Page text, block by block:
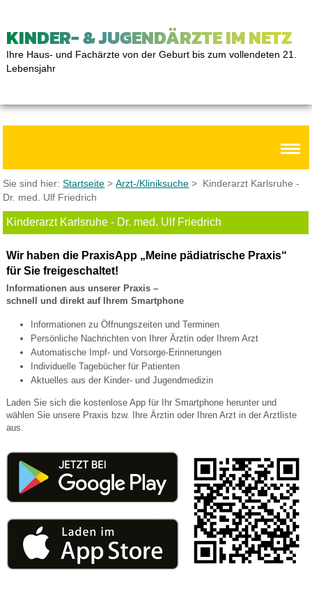
KINDER- & JUGENDÄRZTE IM NETZ
Ihre Haus- und Fachärzte von der Geburt bis zum vollendeten 21.
Lebensjahr
Sie sind hier:Startseite >Arzt-/Kliniksuche > Kinderarzt Karlsruhe -
Dr. med. Ulf Friedrich
Kinderarzt Karlsruhe - Dr. med. Ulf Friedrich
Wir haben die PraxisApp „Meine pädiatrische Praxis“
für Sie freigeschaltet!
Informationen aus unserer Praxis –
schnell und direkt auf Ihrem Smartphone
Informationen zu Öffnungszeiten und Terminen
Persönliche Nachrichten von Ihrer Ärztin oder Ihrem Arzt
Automatische Impf- und Vorsorge-Erinnerungen
Individuelle Tagebücher für Patienten
Aktuelles aus der Kinder- und Jugendmedizin
Laden Sie sich die kostenlose App für Ihr Smartphone herunter und
wählen Sie unsere Praxis bzw. Ihre Ärztin oder Ihren Arzt in der Arztliste
aus.